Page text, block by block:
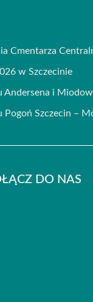
Cmentarza
w Szczecinie
Andersena i
Pogoń Szczecin –
DO NAS